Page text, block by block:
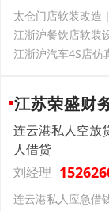
太仓门店软装改造
江浙沪餐饮店软装
江浙沪汽车4S店仿
江苏荣盛财
连云港私人空放
人借贷
刘经理
连云港私人应急借